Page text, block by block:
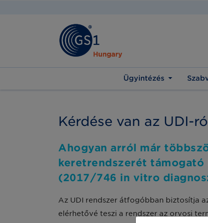
Ügyintézés
Kérdése van az UDI-
Ahogyan arról már
keretrendszerét támogató
(2017/746 in vitro
Az UDI rendszer átfogóbban biztosítja
elérhetővé teszi a rendszer az orvosi